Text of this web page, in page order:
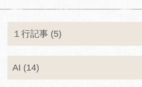
１行記事 (5)
AI (14)